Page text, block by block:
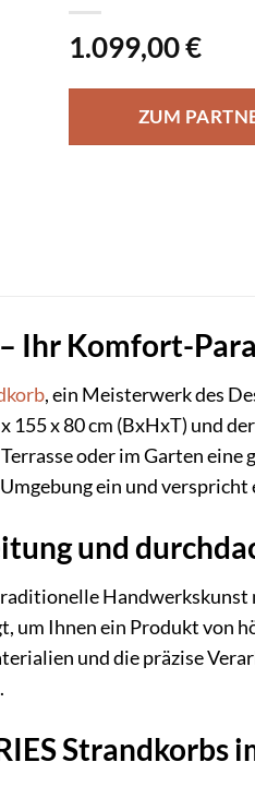
1.099,00€
ZUM
Ihr Komfort-
, ein Meisterwerk des
155 x 80 cm (BxHxT) und
oder im Garten
ein und
und
Ihnen ein Produkt von
und die präzise
Strandkorbs